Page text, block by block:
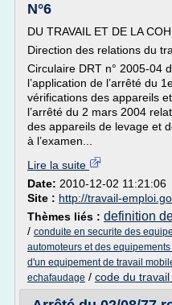
N°6
DU TRAVAIL ET DE LA
Direction des relations du
Circulaire DRT n° 2005-04
l’application de l’arrêté du
vérifications des appareils
l’arrêté du 2 mars 2004
des appareils de levage et
à l’examen...
Lire la suite
Date: 2010-12-02 11:21:06
Site : http://travail-
Thèmes liés : definition
/ conduite en securite des
automoteurs et des
d'un equipement de travail
echafaudage / code du